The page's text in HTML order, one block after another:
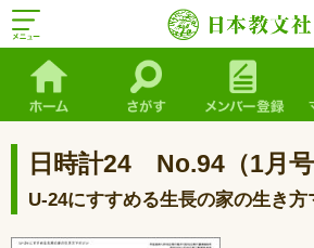
日時計24 No.94（1月号
U-24にすすめる生長の家の生き方